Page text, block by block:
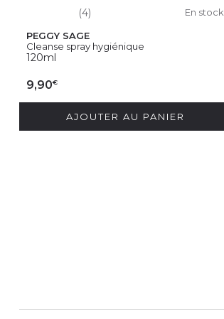
(4) En stock
PEGGY SAGE
Cleanse spray hygiénique
120ml
9,90€
AJOUTER AU PANIER